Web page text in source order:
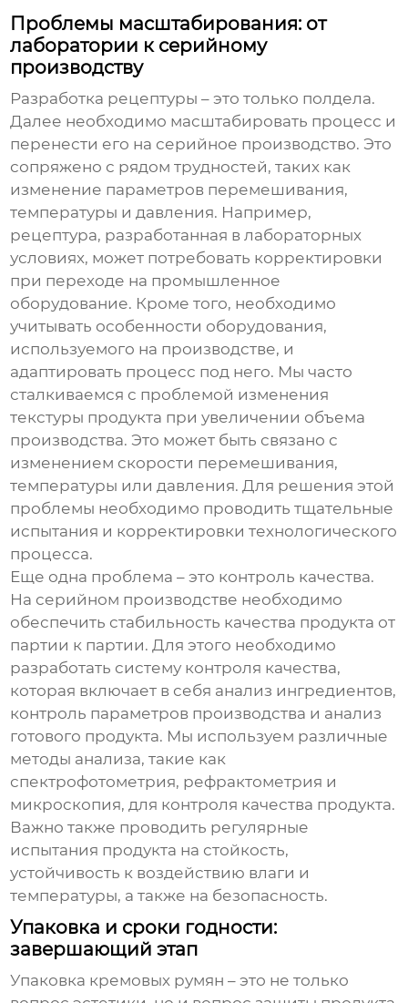
Проблемы масштабирования: от
лаборатории к серийному
производству
Разработка рецептуры – это только полдела.
Далее необходимо масштабировать процесс и
перенести его на серийное производство. Это
сопряжено с рядом трудностей, таких как
изменение параметров перемешивания,
температуры и давления. Например,
рецептура, разработанная в лабораторных
условиях, может потребовать корректировки
при переходе на промышленное
оборудование. Кроме того, необходимо
учитывать особенности оборудования,
используемого на производстве, и
адаптировать процесс под него. Мы часто
сталкиваемся с проблемой изменения
текстуры продукта при увеличении объема
производства. Это может быть связано с
изменением скорости перемешивания,
температуры или давления. Для решения этой
проблемы необходимо проводить тщательные
испытания и корректировки технологического
процесса.
Еще одна проблема – это контроль качества.
На серийном производстве необходимо
обеспечить стабильность качества продукта от
партии к партии. Для этого необходимо
разработать систему контроля качества,
которая включает в себя анализ ингредиентов,
контроль параметров производства и анализ
готового продукта. Мы используем различные
методы анализа, такие как
спектрофотометрия, рефрактометрия и
микроскопия, для контроля качества продукта.
Важно также проводить регулярные
испытания продукта на стойкость,
устойчивость к воздействию влаги и
температуры, а также на безопасность.
Упаковка и сроки годности:
завершающий этап
Упаковка кремовых румян – это не только